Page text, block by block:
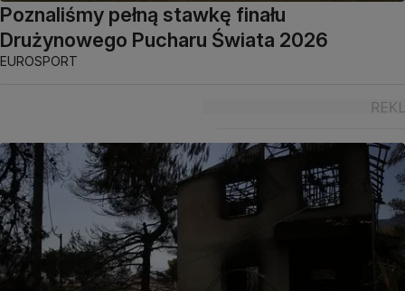
Poznaliśmy pełną stawkę finału
Drużynowego Pucharu Świata 2026
EUROSPORT